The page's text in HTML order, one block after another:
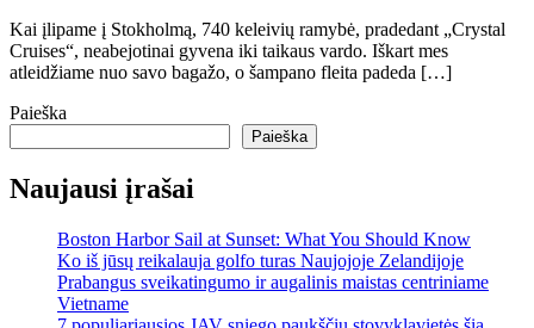
Kai įlipame į Stokholmą, 740 keleivių ramybė, pradedant „Crystal
Cruises“, neabejotinai gyvena iki taikaus vardo. Iškart mes
atleidžiame nuo savo bagažo, o šampano fleita padeda […]
Paieška
Paieška
Naujausi įrašai
Boston Harbor Sail at Sunset: What You Should Know
Ko iš jūsų reikalauja golfo turas Naujojoje Zelandijoje
Prabangus sveikatingumo ir augalinis maistas centriniame
Vietname